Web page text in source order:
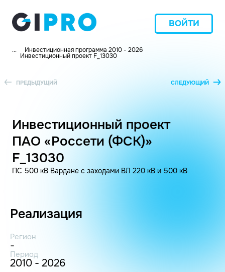
ВОЙТИ
... Инвестиционная программа 2010 - 2026
Инвестиционный проект F_13030
ПРЕДЫДУЩИЙ СЛЕДУЮЩИЙ
Инвестиционный проект
ПАО «Россети (ФСК)»
F_13030
ПС 500 кВ Вардане с заходами BЛ 220 кВ и 500 кВ
Реализация
Регион
-
Период
2010 - 2026